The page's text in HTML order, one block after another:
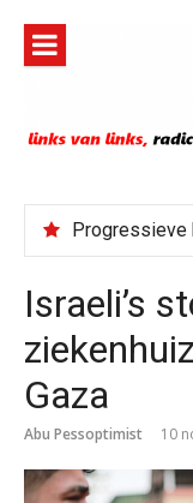
inhoud
Israeli’s
Gaza
Abu Pessoptimist 10